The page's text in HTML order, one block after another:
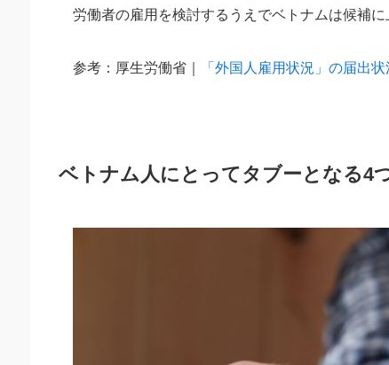
労働者の雇用を検討するうえでベトナムは候補に
参考：厚生労働省｜ 「外国人雇用状況」の届出
ベトナム人にとってタブーとなる4